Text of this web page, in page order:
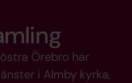
Örebro har
i Almby kyrka,